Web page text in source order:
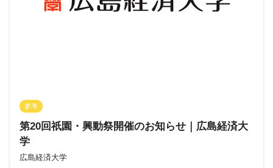
参考
第20回祇園・興動祭開催のお知らせ｜広島経済大
学
広島経済大学